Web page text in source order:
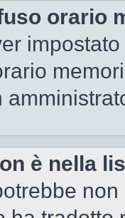
orario
è nella